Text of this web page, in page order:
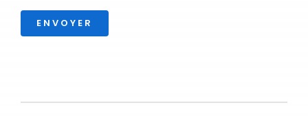
ENVOYER